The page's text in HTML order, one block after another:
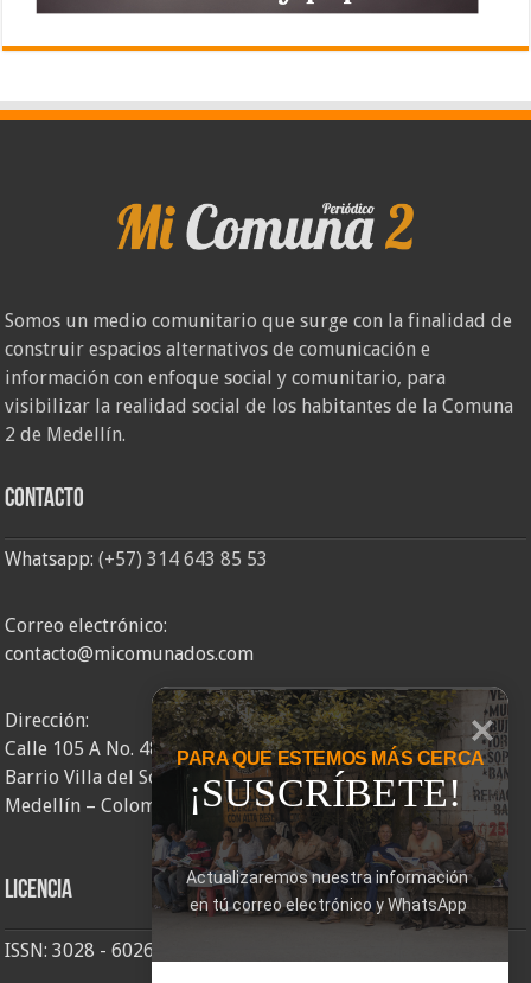
Somos un medio comunitario que surge con la finalidad de
construir espacios alternativos de comunicación e
información con enfoque social y comunitario, para
visibilizar la realidad social de los habitantes de la Comuna
2 de Medellín.
Contacto
Whatsapp:(+57) 314 643 85 53
Correo electrónico:
contacto@micomunados.com
Dirección:
Calle 105 A No. 48AA – 58
Barrio Villa del Socorro
Medellín – Colombia
Licencia
ISSN: 3028 - 6026
PARA QUE ESTEMOS MÁS CERCA
¡SUSCRÍBETE!
Actualizaremos nuestra información
en tú correo electrónico y WhatsApp